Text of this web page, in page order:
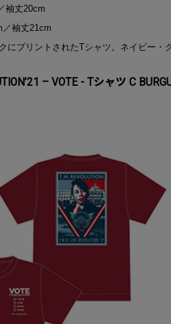
袖丈20cm
袖丈21cm
にプリントされたTシャツ。ネイビー・
– VOTE - Tシャツ C